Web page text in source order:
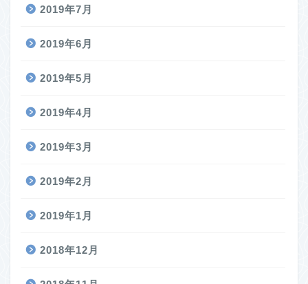
2019年7月
2019年6月
2019年5月
2019年4月
2019年3月
2019年2月
2019年1月
2018年12月